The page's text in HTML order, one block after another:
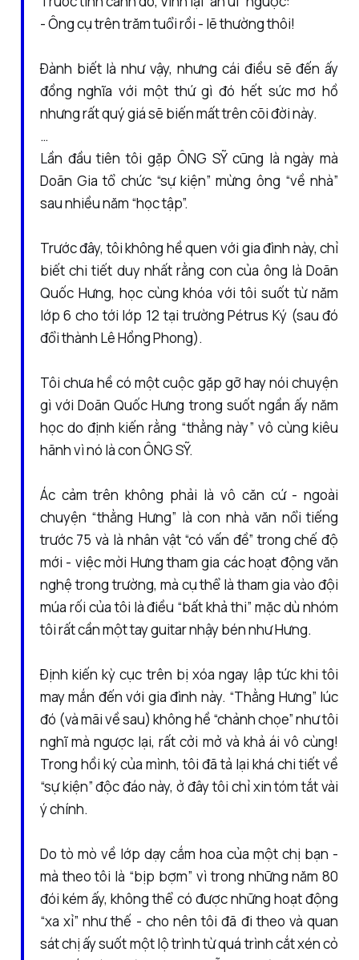
- Ông cụ trên trăm tuổi rồi - lẽ thường thôi!
Đành biết là như vậy, nhưng cái điều sẽ đến ấy
đồng nghĩa với một thứ gì đó hết sức mơ hồ
nhưng rất quý giá sẽ biến mất trên cõi đời này.
…
Lần đầu tiên tôi gặp ÔNG SỸ cũng là ngày mà
Doãn Gia tổ chức “sự kiện” mừng ông “về nhà”
sau nhiều năm “học tập”.
Trước đây, tôi không hề quen với gia đình này, chỉ
biết chi tiết duy nhất rằng con của ông là Doãn
Quốc Hưng, học cùng khóa với tôi suốt từ năm
lớp 6 cho tới lớp 12 tại trường Pétrus Ký (sau đó
đổi thành Lê Hồng Phong).
Tôi chưa hề có một cuộc gặp gỡ hay nói chuyện
gì với Doãn Quốc Hưng trong suốt ngần ấy năm
học do định kiến rằng “thằng này” vô cùng kiêu
hãnh vì nó là con ÔNG SỸ.
Ác cảm trên không phải là vô căn cứ - ngoài
chuyện “thằng Hưng” là con nhà văn nổi tiếng
trước 75 và là nhân vật “có vấn đề” trong chế độ
mới - việc mời Hưng tham gia các hoạt động văn
nghệ trong trường, mà cụ thể là tham gia vào đội
múa rối của tôi là điều “bất khả thi” mặc dù nhóm
tôi rất cần một tay guitar nhậy bén như Hưng.
Định kiến kỳ cục trên bị xóa ngay lập tức khi tôi
may mắn đến với gia đình này. “Thằng Hưng” lúc
đó (và mãi về sau) không hề “chảnh chọe” như tôi
nghĩ mà ngược lại, rất cởi mở và khả ái vô cùng!
Trong hồi ký của mình, tôi đã tả lại khá chi tiết về
“sự kiện” độc đáo này, ở đây tôi chỉ xin tóm tắt vài
ý chính.
Do tò mò về lớp dạy cắm hoa của một chị bạn -
mà theo tôi là “bịp bợm” vì trong những năm 80
đói kém ấy, không thể có được những hoạt động
“xa xỉ” như thế - cho nên tôi đã đi theo và quan
sát chị ấy suốt một lộ trình từ quá trình cắt xén cỏ